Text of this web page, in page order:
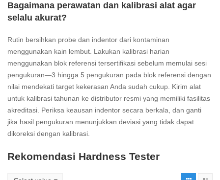
Bagaimana perawatan dan kalibrasi alat agar
selalu akurat?
Rutin bersihkan probe dan indentor dari kontaminan
menggunakan kain lembut. Lakukan kalibrasi harian
menggunakan blok referensi tersertifikasi sebelum memulai sesi
pengukuran—3 hingga 5 pengukuran pada blok referensi dengan
nilai mendekati target kekerasan Anda sudah cukup. Kirim alat
untuk kalibrasi tahunan ke distributor resmi yang memiliki fasilitas
akreditasi. Periksa keausan indentor secara berkala, dan ganti
jika hasil pengukuran menunjukkan deviasi yang tidak dapat
dikoreksi dengan kalibrasi.
Rekomendasi Hardness Tester